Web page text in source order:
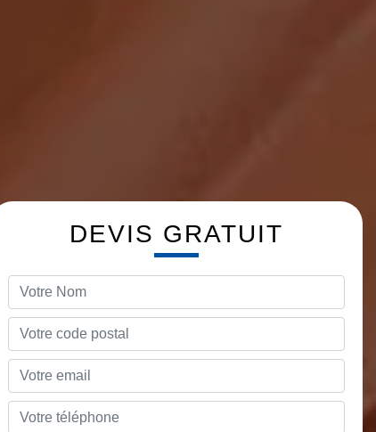
DEVIS GRATUIT